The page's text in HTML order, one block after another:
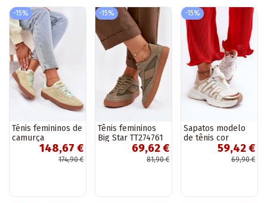
-15%
Ténis femininos de
camurça
"Sneakers"
DFSH387005 verde
148,67 €
174,90 €
-15%
Tênis femininos
Big Star TT274761
na cor caqui69,62 €
81,90 €
-15%
Sapatos modelo
de tênis cor
branco-ouro59,42 €
69,90 €